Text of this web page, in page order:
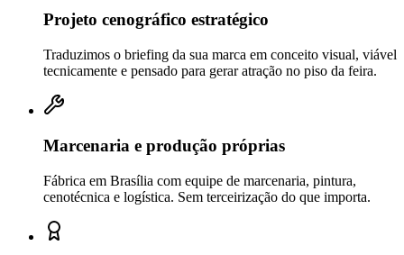
Projeto cenográfico estratégico
Traduzimos o briefing da sua marca em conceito visual, viável
tecnicamente e pensado para gerar atração no piso da feira.
Marcenaria e produção próprias
Fábrica em Brasília com equipe de marcenaria, pintura,
cenotécnica e logística. Sem terceirização do que importa.